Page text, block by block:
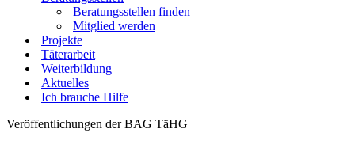
Beratungsstellen finden
Mitglied werden
Projekte
Täterarbeit
Weiterbildung
Aktuelles
Ich brauche Hilfe
Veröffentlichungen der BAG TäHG